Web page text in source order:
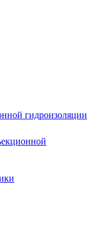
гидроизоляции